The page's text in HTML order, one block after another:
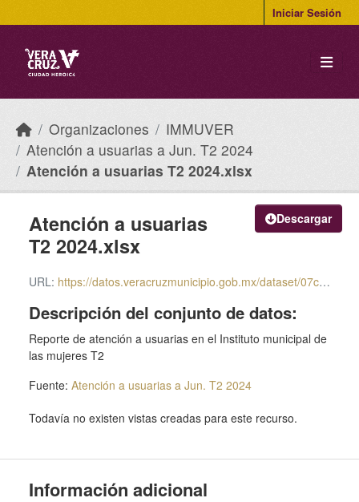
Iniciar Sesión
Organizaciones
IMMUVER
Atención a usuarias a Jun. T2 2024
Atención a usuarias T2 2024.xlsx
Descargar
Atención a usuarias
T2 2024.xlsx
URL: https://datos.veracruzmunicipio.gob.mx/dataset/07cf05b6-5df3-4b1a-b3c4-4ee9ee3781d2/resource/03959c19-d1be-4a0f-b2e4-b04c08da9451/download/atencion-a-usuarias-t2-2024.xlsx
Descripción del conjunto de datos:
Reporte de atención a usuarias en el Instituto municipal de
las mujeres T2
Fuente: Atención a usuarias a Jun. T2 2024
Todavía no existen vistas creadas para este recurso.
Información adicional